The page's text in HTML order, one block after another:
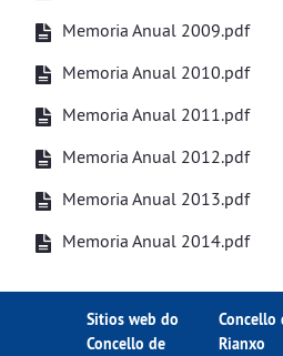
Memoria Anual 2009.pdf
Memoria Anual 2010.pdf
Memoria Anual 2011.pdf
Memoria Anual 2012.pdf
Memoria Anual 2013.pdf
Memoria Anual 2014.pdf
Sitios web do
Concello de
Concello
Rianxo